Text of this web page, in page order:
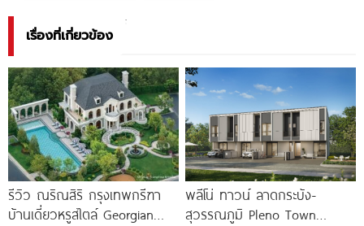
เรื่องที่เกี่ยวข้อง
รีวิว ณริณสิริ กรุงเทพกรีฑา
บ้านเดี่ยวหรูสไตล์ Georgian
พลีโน่ ทาวน์ ลาดกระบัง-
สุวรรณภูมิ Pleno Town